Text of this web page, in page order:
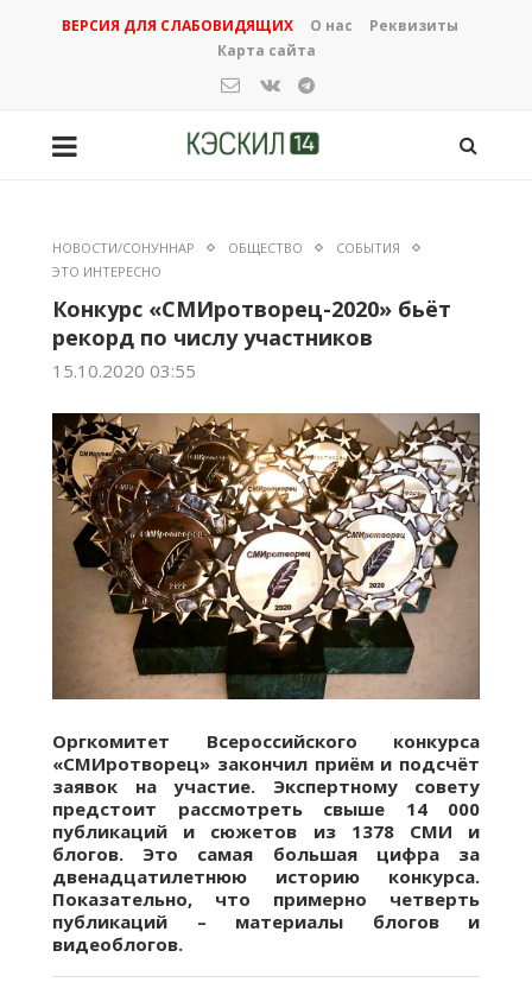
ВЕРСИЯ ДЛЯ СЛАБОВИДЯЩИХ О нас
Реквизиты
Карта сайта
НОВОСТИ/СОНУННАР ОБЩЕСТВО
СОБЫТИЯ
ЭТО ИНТЕРЕСНО
Конкурс «СМИротворец-2020» бьёт
рекорд по числу участников
15.10.2020 03:55
Оргкомитет Всероссийского конкурса
«СМИротворец» закончил приём и подсчёт
заявок на участие. Экспертному совету
предстоит рассмотреть свыше 14 000
публикаций и сюжетов из 1378 СМИ и
блогов. Это самая большая цифра за
двенадцатилетнюю историю конкурса.
Показательно, что примерно четверть
публикаций – материалы блогов и
видеоблогов.